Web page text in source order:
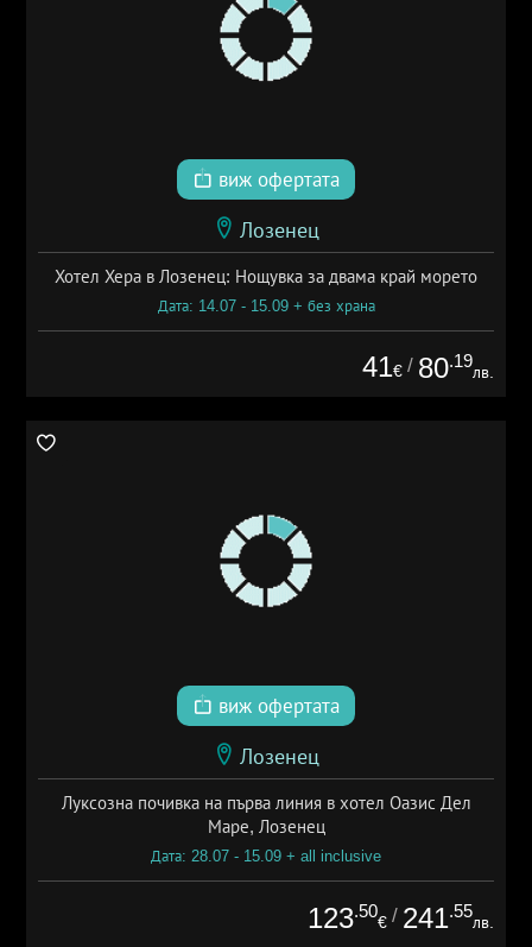
виж офертата
Лозенец
Хотел Хера в Лозенец: Нощувка за двама край морето
Дата: 14.07 - 15.09 + без храна
41€ / 80.19
лв.
виж офертата
Лозенец
Луксозна почивка на първа линия в хотел Оазис Дел
Маре, Лозенец
Дата: 28.07 - 15.09 + all inclusive
123.50
€ / 241.55
лв.